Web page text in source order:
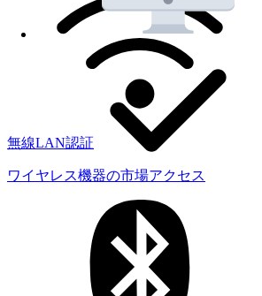
無線LAN認証
ワイヤレス機器の市場アクセス